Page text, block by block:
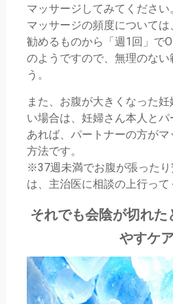
マッサージしてみてください
マッサージの頻度について
勧めるものから「週1回」で
のようですので、無理のない
う。
また、お腹が大きくなった妊
い場合は、妊婦さん本人と
あれば、パートナーの方が
方法です。
※37週未満でお腹が張った
は、主治医に相談の上行って
それでも会陰が切れ
やすケ